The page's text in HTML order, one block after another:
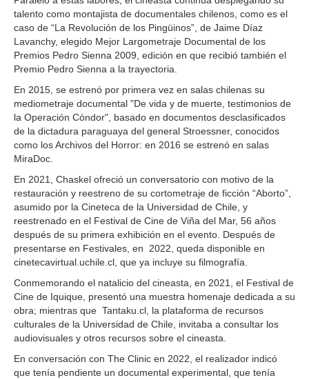
talento como montajista de documentales chilenos, como es el
caso de “La Revolución de los Pingüinos”, de Jaime Díaz
Lavanchy, elegido Mejor Largometraje Documental de los
Premios Pedro Sienna 2009, edición en que recibió también el
Premio Pedro Sienna a la trayectoria.
En 2015, se estrenó por primera vez en salas chilenas su
mediometraje documental "De vida y de muerte, testimonios de
la Operación Cóndor", basado en documentos desclasificados
de la dictadura paraguaya del general Stroessner, conocidos
como los Archivos del Horror: en 2016 se estrenó en salas
MiraDoc.
En 2021, Chaskel ofreció un conversatorio con motivo de la
restauración y reestreno de su cortometraje de ficción “Aborto”,
asumido por la Cineteca de la Universidad de Chile, y
reestrenado en el Festival de Cine de Viña del Mar, 56 años
después de su primera exhibición en el evento. Después de
presentarse en Festivales, en 2022, queda disponible en
cinetecavirtual.uchile.cl, que ya incluye su filmografía.
Conmemorando el natalicio del cineasta, en 2021, el Festival de
Cine de Iquique, presentó una muestra homenaje dedicada a su
obra; mientras que Tantaku.cl, la plataforma de recursos
culturales de la Universidad de Chile, invitaba a consultar los
audiovisuales y otros recursos sobre el cineasta.
En conversación con The Clinic en 2022, el realizador indicó
que tenía pendiente un documental experimental, que tenía